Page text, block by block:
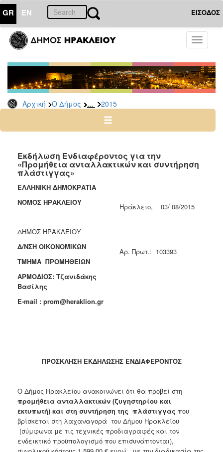
GR EN ΕΙΣΟΔΟΣ
Toggle
Αρχική Ο Δήμος ... 2015
ΔΗΜΟΣ
Διακηρύξεις
Δημοπρασίες
Αρχείο
2025
2023
2022
2021
2020
2018
2017
2016
2015
ΑΝΘΕΚΤΙΚΗ
ΠΟΛΗ
Εκδήλωση Ενδιαφέροντος για την
«Προμήθεια ανταλλακτικών και συντήρηση
πλάστιγγας»
ΕΛΛΗΝΙΚΗ ΔΗΜΟΚΡΑΤΙΑ
ΝΟΜΟΣ ΗΡΑΚΛΕΙΟΥ
ΔΗΜΟΣ ΗΡΑΚΛΕΙΟΥ
Δ/ΝΣΗ ΟΙΚΟΝΟΜΙΚΩΝ
ΤΜΗΜΑ ΠΡΟΜΗΘΕΙΩΝ
ΑΡΜΟΔΙΟΣ: Τζανιδάκης
Βασίλης
E-mail : prom@heraklion.gr
Ηράκλειο, 03/ 08/2015
Aρ. Πρωτ.: 103393
ΠΡΟΣΚΛΗΣΗ ΕΚΔΗΛΩΣΗΣ ΕΝΔΙΑΦΕΡΟΝΤΟΣ
Ο Δήμος Ηρακλείου ανακοινώνει ότι θα προβεί στη
προμήθεια ανταλλακτικών (ζυγηστηρίου και
εκτυπωτή) και στη συντήρηση της πλάστιγγας που
βρίσκεται στη λαχαναγορά του Δήμου Ηρακλείου
(σύμφωνα με τις τεχνικές προδιαγραφές και τον
ενδεικτικό προϋπολογισμό που επισυνάπτονται),